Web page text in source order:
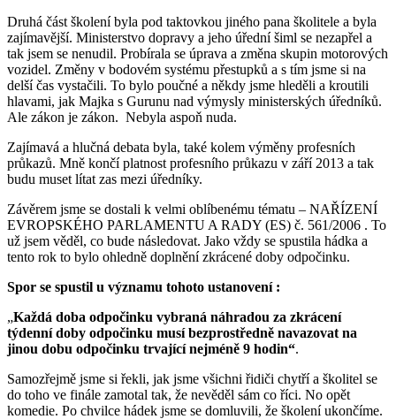
Druhá část školení byla pod taktovkou jiného pana školitele a byla
zajímavější. Ministerstvo dopravy a jeho úřední šiml se nezapřel a
tak jsem se nenudil. Probírala se úprava a změna skupin motorových
vozidel. Změny v bodovém systému přestupků a s tím jsme si na
delší čas vystačili. To bylo poučné a někdy jsme hleděli a kroutili
hlavami, jak Majka s Gurunu nad výmysly ministerských úředníků.
Ale zákon je zákon. Nebyla aspoň nuda.
Zajímavá a hlučná debata byla, také kolem výměny profesních
průkazů. Mně končí platnost profesního průkazu v září 2013 a tak
budu muset lítat zas mezi úředníky.
Závěrem jsme se dostali k velmi oblíbenému tématu – NAŘÍZENÍ
EVROPSKÉHO PARLAMENTU A RADY (ES) č. 561/2006 . To
už jsem věděl, co bude následovat. Jako vždy se spustila hádka a
tento rok to bylo ohledně doplnění zkrácené doby odpočinku.
Spor se spustil u významu tohoto ustanovení :
„Každá doba odpočinku vybraná náhradou za zkrácení
týdenní doby odpočinku musí bezprostředně navazovat na
jinou dobu odpočinku trvající nejméně 9 hodin“.
Samozřejmě jsme si řekli, jak jsme všichni řidiči chytří a školitel se
do toho ve finále zamotal tak, že nevěděl sám co říci. No opět
komedie. Po chvilce hádek jsme se domluvili, že školení ukončíme.